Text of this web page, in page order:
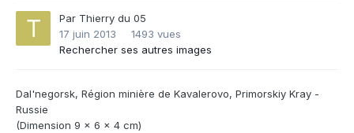
Par Thierry du 05
17 juin 2013
1493 vues
Rechercher ses autres images
Dal'negorsk, Région minière de Kavalerovo, Primorskiy Kray -
Russie
(Dimension 9 x 6 x 4 cm)